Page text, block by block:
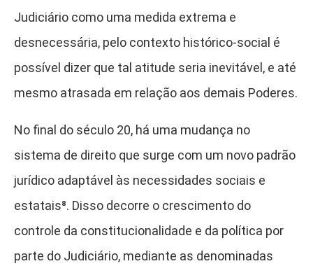
Judiciário como uma medida extrema e
desnecessária, pelo contexto histórico-social é
possível dizer que tal atitude seria inevitável, e até
mesmo atrasada em relação aos demais Poderes.
No final do século 20, há uma mudança no
sistema de direito que surge com um novo padrão
jurídico adaptável às necessidades sociais e
estatais⁸. Disso decorre o crescimento do
controle da constitucionalidade e da política por
parte do Judiciário, mediante as denominadas